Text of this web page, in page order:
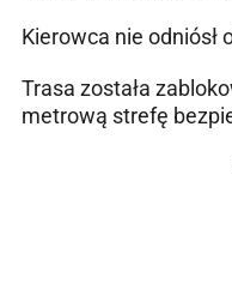
Kierowca nie odniósł
Trasa została
metrową strefę